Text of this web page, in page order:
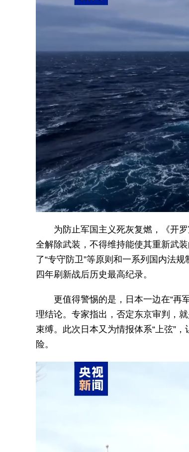
为防止军国主义死灰复燃，《开
全解除武装，不得维持能使其重新武
了“专守防卫”等原则和一系列国内法
四年刷新战后历史最高纪录。
更值得警惕的是，日本一边在“再
理结论。专家指出，否定东京审判，
束缚。此次日本又为情报体系“上弦”
险。